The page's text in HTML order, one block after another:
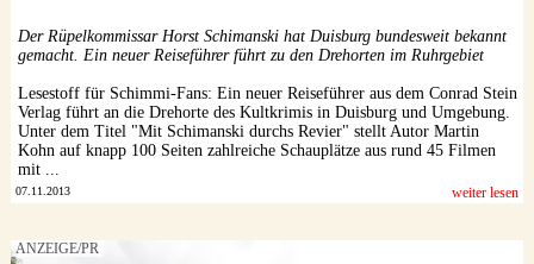
Der Rüpelkommissar Horst Schimanski hat Duisburg bundesweit bekannt
gemacht. Ein neuer Reiseführer führt zu den Drehorten im Ruhrgebiet
Lesestoff für Schimmi-Fans: Ein neuer Reiseführer aus dem Conrad Stein
Verlag führt an die Drehorte des Kultkrimis in Duisburg und Umgebung.
Unter dem Titel "Mit Schimanski durchs Revier" stellt Autor Martin
Kohn auf knapp 100 Seiten zahlreiche Schauplätze aus rund 45 Filmen
mit ...
07.11.2013 weiter lesen